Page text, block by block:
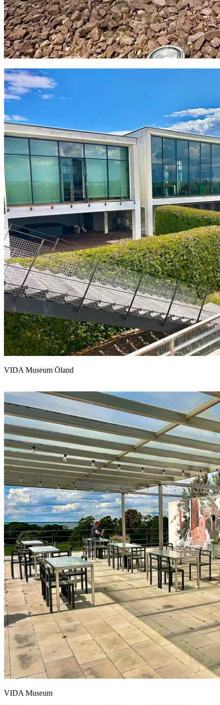
VIDA Museum Öland
VIDA Museum